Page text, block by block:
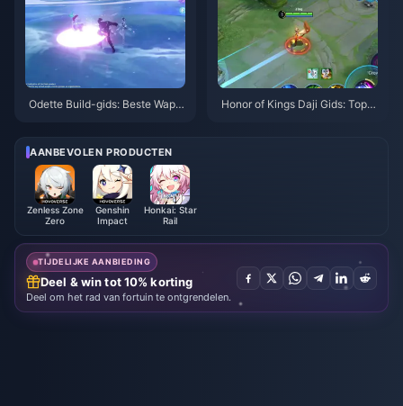
Odette Build-gids: Beste Wape
Honor of Kings Daji Gids: Top 1
AANBEVOLEN PRODUCTEN
Zenless Zone
Zero
Genshin
Impact
Honkai: Star
Rail
TIJDELIJKE AANBIEDING
Deel & win tot 10% korting
Deel om het rad van fortuin te ontgrendelen.